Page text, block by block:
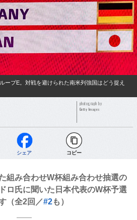
ープE。対戦を避けられた南米列強国はどう捉え
photograph by
Getty Images
シェア コピー
組み合わせW杯組み合わせ抽選の
ロ氏に聞いた日本代表のW杯予選
（全2回／#2も）